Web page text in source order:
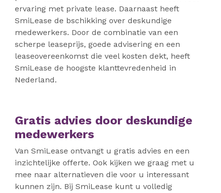
ervaring met private lease. Daarnaast heeft
SmiLease de bschikking over deskundige
medewerkers. Door de combinatie van een
scherpe leaseprijs, goede advisering en een
leaseovereenkomst die veel kosten dekt, heeft
SmiLease de hoogste klanttevredenheid in
Nederland.
Gratis advies door deskundige
medewerkers
Van SmiLease ontvangt u gratis advies en een
inzichtelijke offerte. Ook kijken we graag met u
mee naar alternatieven die voor u interessant
kunnen zijn. Bij SmiLease kunt u volledig